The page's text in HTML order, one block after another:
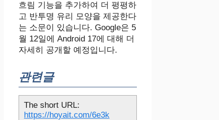
흐림 기능을 추가하여 더 평평하
고 반투명 유리 모양을 제공한다
는 소문이 있습니다. Google은 5
월 12일에 Android 17에 대해 더
자세히 공개할 예정입니다.
관련글
The short URL:
https://hoyait.com/6e3k